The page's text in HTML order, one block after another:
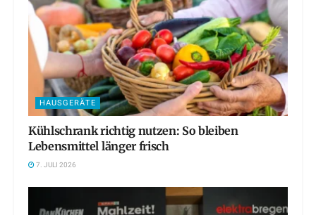
HAUSGERÄTE
Kühlschrank richtig nutzen: So bleiben
Lebensmittel länger frisch
7. JULI 2026